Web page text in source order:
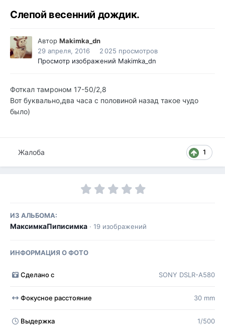
Слепой весенний дождик.
Автор Makimka_dn
29 апреля, 2016
2 025 просмотров
Просмотр изображений Makimka_dn
Фоткал тамроном 17-50/2,8
Вот буквально,два часа с половиной назад такое чудо
было)
1
Жалоба
ИЗ АЛЬБОМА:
МаксимкаПиписимка · 19 изображений
ИНФОРМАЦИЯ О ФОТО
Сделано с SONY DSLR-A580
Фокусное расстояние 30 mm
Выдержка 1/500